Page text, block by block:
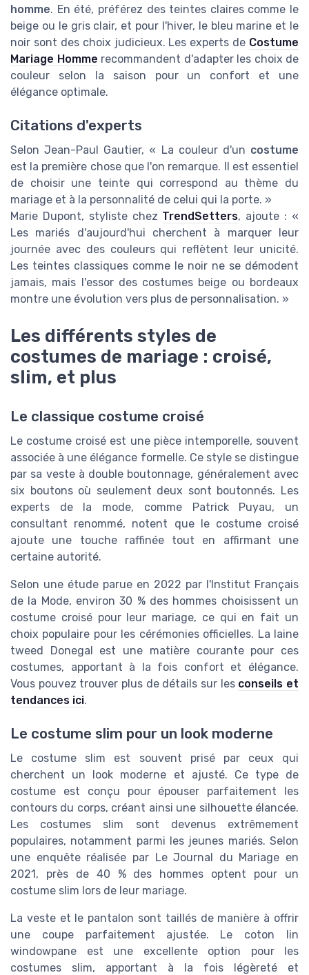
homme. En été, préférez des teintes claires comme le
beige ou le gris clair, et pour l'hiver, le bleu marine et le
noir sont des choix judicieux. Les experts de Costume
Mariage Homme recommandent d'adapter les choix de
couleur selon la saison pour un confort et une
élégance optimale.
Citations d'experts
Selon Jean-Paul Gautier, « La couleur d'un costume
est la première chose que l'on remarque. Il est essentiel
de choisir une teinte qui correspond au thème du
mariage et à la personnalité de celui qui la porte. »
Marie Dupont, styliste chez TrendSetters, ajoute : «
Les mariés d'aujourd'hui cherchent à marquer leur
journée avec des couleurs qui reflètent leur unicité.
Les teintes classiques comme le noir ne se démodent
jamais, mais l'essor des costumes beige ou bordeaux
montre une évolution vers plus de personnalisation. »
Les différents styles de
costumes de mariage : croisé,
slim, et plus
Le classique costume croisé
Le costume croisé est une pièce intemporelle, souvent
associée à une élégance formelle. Ce style se distingue
par sa veste à double boutonnage, généralement avec
six boutons où seulement deux sont boutonnés. Les
experts de la mode, comme Patrick Puyau, un
consultant renommé, notent que le costume croisé
ajoute une touche raffinée tout en affirmant une
certaine autorité.
Selon une étude parue en 2022 par l'Institut Français
de la Mode, environ 30 % des hommes choisissent un
costume croisé pour leur mariage, ce qui en fait un
choix populaire pour les cérémonies officielles. La laine
tweed Donegal est une matière courante pour ces
costumes, apportant à la fois confort et élégance.
Vous pouvez trouver plus de détails sur les conseils et
tendances ici.
Le costume slim pour un look moderne
Le costume slim est souvent prisé par ceux qui
cherchent un look moderne et ajusté. Ce type de
costume est conçu pour épouser parfaitement les
contours du corps, créant ainsi une silhouette élancée.
Les costumes slim sont devenus extrêmement
populaires, notamment parmi les jeunes mariés. Selon
une enquête réalisée par Le Journal du Mariage en
2021, près de 40 % des hommes optent pour un
costume slim lors de leur mariage.
La veste et le pantalon sont taillés de manière à offrir
une coupe parfaitement ajustée. Le coton lin
windowpane est une excellente option pour les
costumes slim, apportant à la fois légèreté et